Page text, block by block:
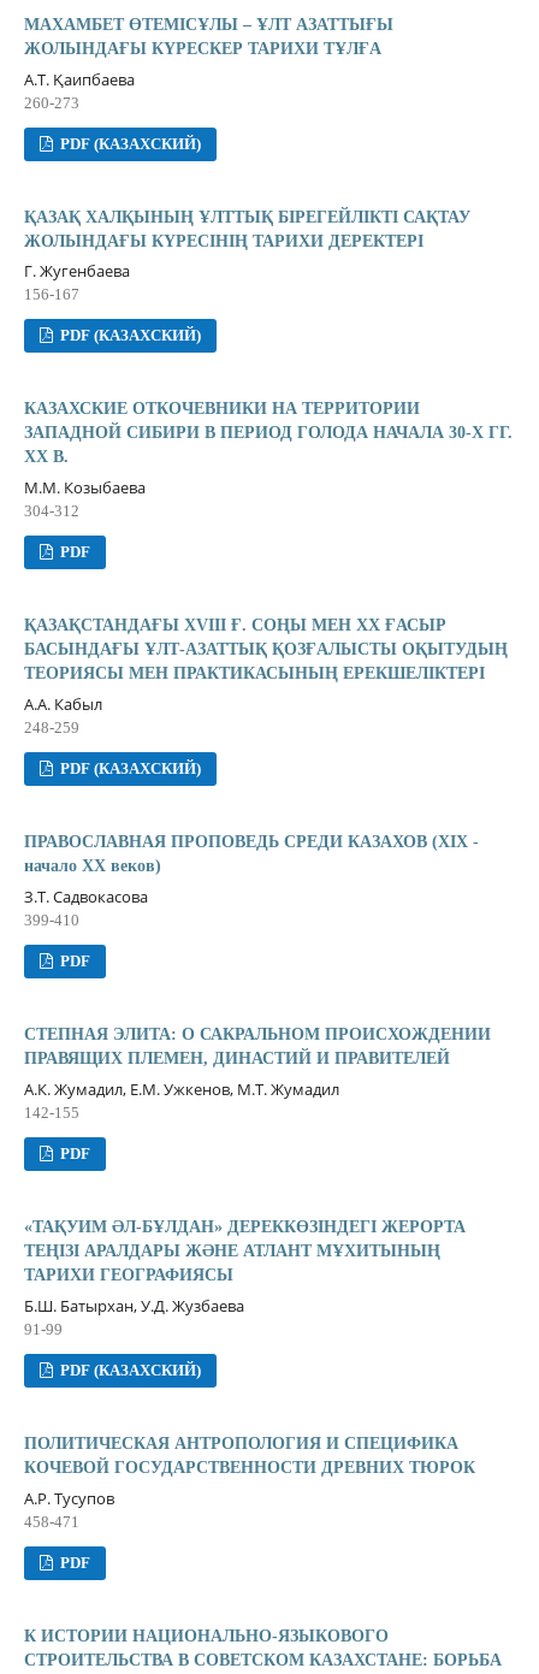
МАХАМБЕТ ӨТЕМІСҰЛЫ – ҰЛТ АЗАТТЫҒЫ
ЖОЛЫНДАҒЫ КҮРЕСКЕР ТАРИХИ ТҰЛҒА
А.Т. Қаипбаева
260-273
PDF (КАЗАХСКИЙ)
ҚАЗАҚ ХАЛҚЫНЫҢ ҰЛТТЫҚ БІРЕГЕЙЛІКТІ САҚТАУ
ЖОЛЫНДАҒЫ КҮРЕСІНІҢ ТАРИХИ ДЕРЕКТЕРІ
Г. Жугенбаева
156-167
PDF (КАЗАХСКИЙ)
КАЗАХСКИЕ ОТКОЧЕВНИКИ НА ТЕРРИТОРИИ
ЗАПАДНОЙ СИБИРИ В ПЕРИОД ГОЛОДА НАЧАЛА 30-Х ГГ.
XX В.
М.М. Козыбаева
304-312
PDF
ҚАЗАҚСТАНДАҒЫ XVIII Ғ. СОҢЫ МЕН XX ҒАСЫР
БАСЫНДАҒЫ ҰЛТ-АЗАТТЫҚ ҚОЗҒАЛЫСТЫ ОҚЫТУДЫҢ
ТЕОРИЯСЫ МЕН ПРАКТИКАСЫНЫҢ ЕРЕКШЕЛІКТЕРІ
А.А. Кабыл
248-259
PDF (КАЗАХСКИЙ)
ПРАВОСЛАВНАЯ ПРОПОВЕДЬ СРЕДИ КАЗАХОВ (XIX -
начало XX веков)
З.Т. Садвокасова
399-410
PDF
СТЕПНАЯ ЭЛИТА: О САКРАЛЬНОМ ПРОИСХОЖДЕНИИ
ПРАВЯЩИХ ПЛЕМЕН, ДИНАСТИЙ И ПРАВИТЕЛЕЙ
А.К. Жумадил, Е.М. Ужкенов, М.Т. Жумадил
142-155
PDF
«ТАҚУИМ ƏЛ-БҰЛДАН» ДЕРЕККӨЗІНДЕГІ ЖЕРОРТА
ТЕҢІЗІ АРАЛДАРЫ ЖƏНЕ АТЛАНТ МҰХИТЫНЫҢ
ТАРИХИ ГЕОГРАФИЯСЫ
Б.Ш. Батырхан, У.Д. Жузбаева
91-99
PDF (КАЗАХСКИЙ)
ПОЛИТИЧЕСКАЯ АНТРОПОЛОГИЯ И СПЕЦИФИКА
КОЧЕВОЙ ГОСУДАРСТВЕННОСТИ ДРЕВНИХ ТЮРОК
А.Р. Тусупов
458-471
PDF
К ИСТОРИИ НАЦИОНАЛЬНО-ЯЗЫКОВОГО
СТРОИТЕЛЬСТВА В СОВЕТСКОМ КАЗАХСТАНЕ: БОРЬБА